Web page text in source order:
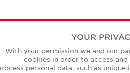
YOUR
With your permission we and our
cookies in order to access
process personal data, such as